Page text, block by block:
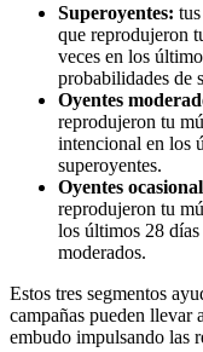
Superoyentes:
que reprodujeron
veces en los
probabilidades de
Oyentes
reprodujeron tu
intencional en los
superoyentes.
Oyentes
reprodujeron tu
los últimos 28
moderados.
Estos tres segmentos
campañas pueden llevar
embudo impulsando las